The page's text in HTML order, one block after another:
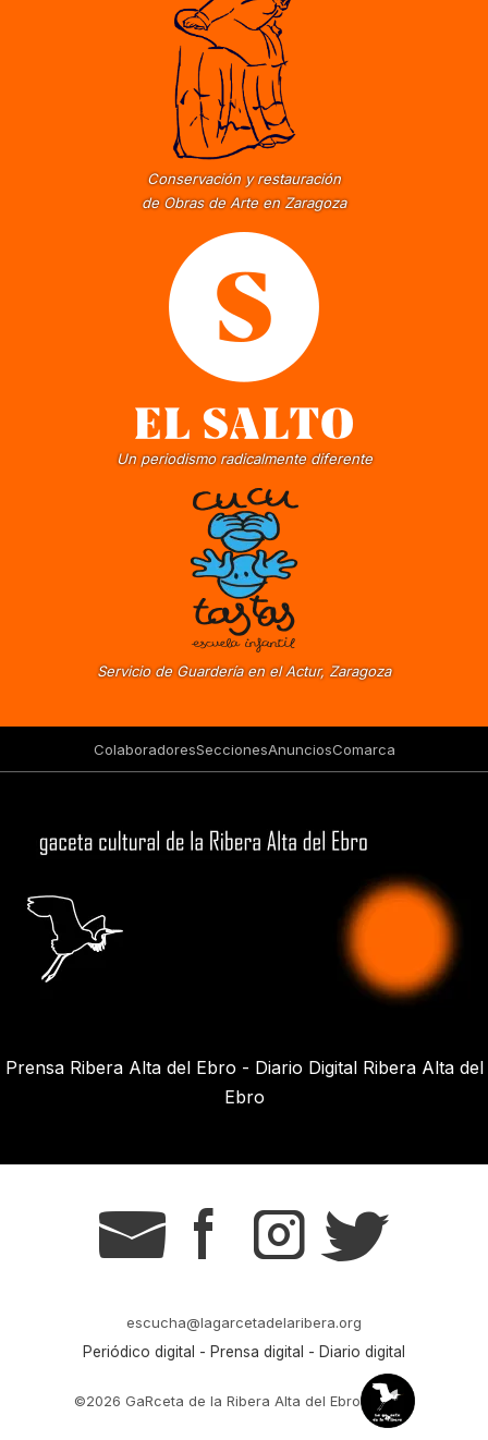
Conservación y restauración
de Obras de Arte en Zaragoza
Un periodismo radicalmente diferente
Servicio de Guardería en el Actur, Zaragoza
ColaboradoresSeccionesAnunciosComarca
Prensa Ribera Alta del Ebro - Diario Digital Ribera Alta del
Ebro
g s t r
escucha@lagarcetadelaribera.org
Periódico digital - Prensa digital - Diario digital
©2026 GaRceta de la Ribera Alta del Ebro